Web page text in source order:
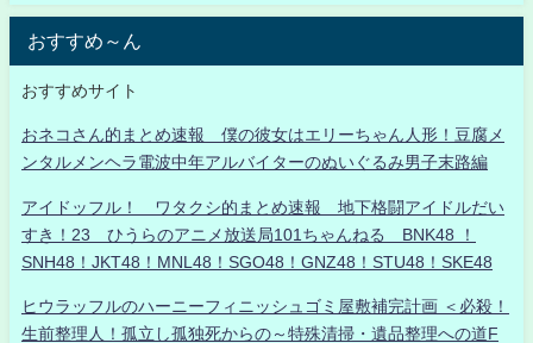
おすすめ～ん
おすすめサイト
おネコさん的まとめ速報 僕の彼女はエリーちゃん人形！豆腐メ
ンタルメンヘラ電波中年アルバイターのぬいぐるみ男子末路編
アイドッフル！ ワタクシ的まとめ速報 地下格闘アイドルだい
すき！23 ひうらのアニメ放送局101ちゃんねる BNK48 ！
SNH48！JKT48！MNL48！SGO48！GNZ48！STU48！SKE48
ヒウラッフルのハーニーフィニッシュゴミ屋敷補完計画 ＜必殺！
生前整理人！孤立し孤独死からの～特殊清掃・遺品整理への道F